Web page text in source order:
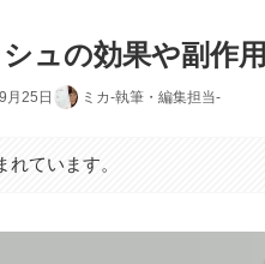
ュの効果や副作
月25日 ミカ-執筆・編集担当-
ています。